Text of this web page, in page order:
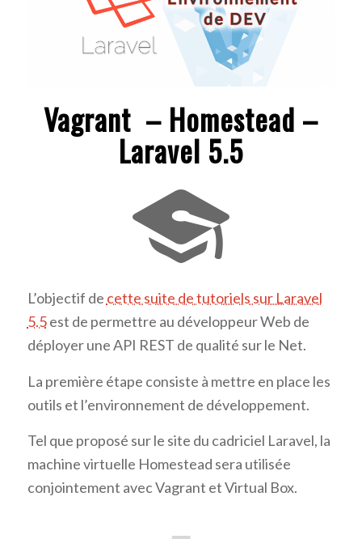
Vagrant – Homestead –
Laravel 5.5
L’objectif de cette suite de tutoriels sur Laravel
5.5est de permettre au développeur Web de
déployer une API REST de qualité sur le Net.
La première étape consiste à mettre en place les
outils et l’environnement de développement.
Tel que proposé sur le site du cadriciel Laravel, la
machine virtuelle Homestead sera utilisée
conjointement avec Vagrant et Virtual Box.